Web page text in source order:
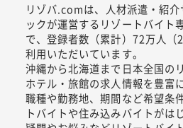
リゾバ.comは、人材派遣・紹
ックが運営するリゾートバイト
で、登録者数（累計）72万人
利用いただいています。
沖縄から北海道まで日本全国の
ホテル・旅館の求人情報を豊富
職種や勤務地、期間など希望条
トバイトや住み込みバイトがは